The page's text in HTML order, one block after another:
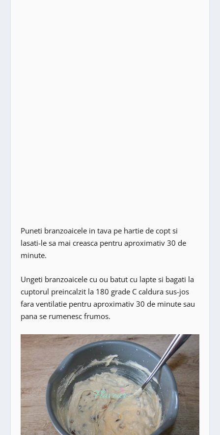
Puneti branzoaicele in tava pe hartie de copt si
lasati-le sa mai creasca pentru aproximativ 30 de
minute.
Ungeti branzoaicele cu ou batut cu lapte si bagati la
cuptorul preincalzit la 180 grade C caldura sus-jos
fara ventilatie pentru aproximativ 30 de minute sau
pana se rumenesc frumos.